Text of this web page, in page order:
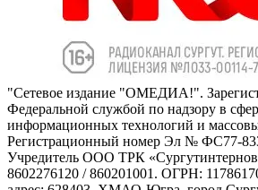
"Сетевое издание "ОМЕДИА!".
Федеральной службой по надзору в
информационных технологий и
Регистрационный номер Эл № ФС77-
Учредитель ООО ТРК
8602276120 / 860201001. ОГРН: